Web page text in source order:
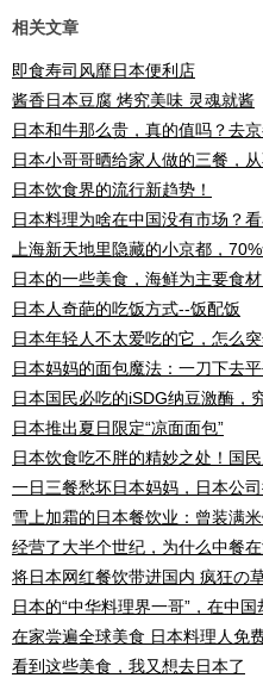
相关文章
即食寿司风靡日本便利店
酱香日本豆腐 烤究美味 灵魂就酱
日本和牛那么贵，真的值吗？去
日本小哥哥晒给家人做的三餐，
日本饮食界的流行新趋势！
日本料理为啥在中国没有市场？
上海新天地里隐藏的小京都，
日本的一些美食，海鲜为主要食
日本人奇葩的吃饭方式--饭配饭
日本年轻人不太爱吃的它，怎么突
日本妈妈的面包魔法：一刀下去
日本国民必吃的iSDG纳豆激酶，
日本推出夏日限定“凉面面包”
日本饮食吃不胖的精妙之处！国
一日三餐愁坏日本妈妈，日本公
雪上加霜的日本餐饮业：曾装满
经营了大半个世纪，为什么中餐
将日本网红餐饮带进国内 疯狂の
日本的“中华料理界一哥”，在中国
在家尝遍全球美食 日本料理人免
看到这些美食，我又想去日本了